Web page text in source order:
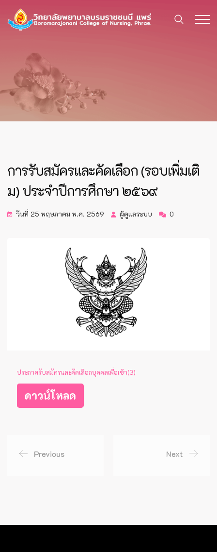
การรับสมัครและคัดเลือก (รอบเพิ่มเติ
ม) ประจำปีการศึกษา ๒๕๖๙
วันที่ 25 พฤษภาคม พ.ศ. 2569 ผู้ดูแลระบบ 0
ประกาศรับสมัครและคัดเลือกบุคคลเพื่อเข้า(3)
ดาวน์โหลด
Previous Next